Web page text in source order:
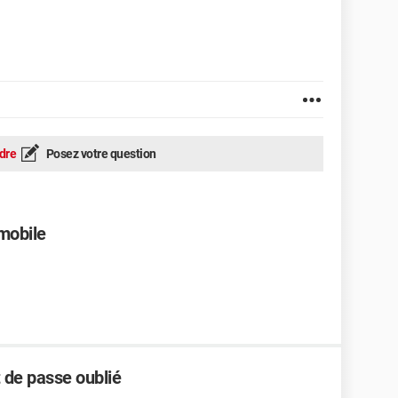
Posez votre question
passe oublié